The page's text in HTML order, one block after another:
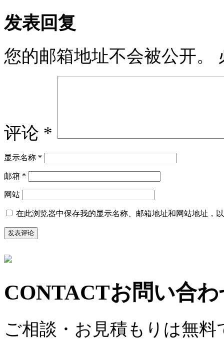
发表回复
您的邮箱地址不会被公开。
评论 *
显示名称 *
邮箱 *
网站
在此浏览器中保存我的显示名称、邮箱地址和网站地址，
CONTACTお問い合
ご相談・お見積もりは無